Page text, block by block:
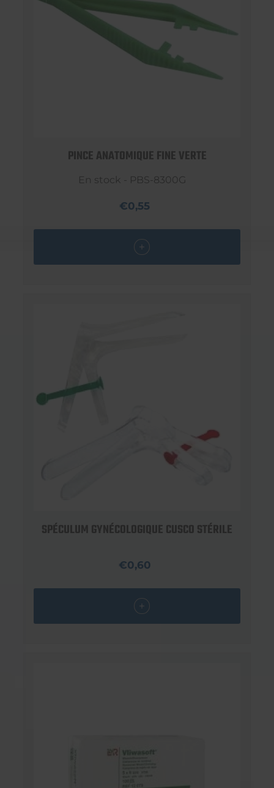
PINCE ANATOMIQUE FINE VERTE
En stock - PBS-8300G
€0,55
SPÉCULUM GYNÉCOLOGIQUE CUSCO STÉRILE
€0,60